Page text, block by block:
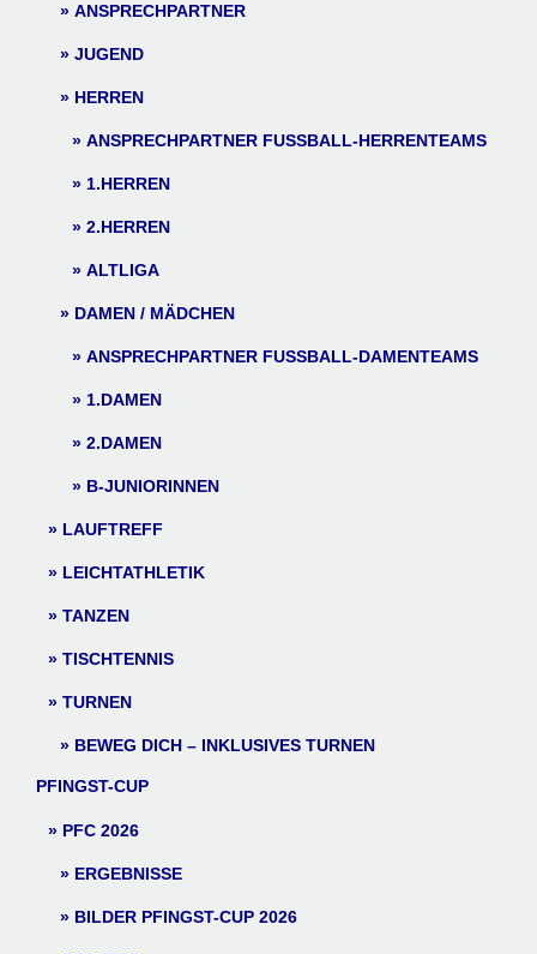
ANSPRECHPARTNER
JUGEND
HERREN
ANSPRECHPARTNER FUSSBALL-HERRENTEAMS
1.HERREN
2.HERREN
ALTLIGA
DAMEN / MÄDCHEN
ANSPRECHPARTNER FUSSBALL-DAMENTEAMS
1.DAMEN
2.DAMEN
B-JUNIORINNEN
LAUFTREFF
LEICHTATHLETIK
TANZEN
TISCHTENNIS
TURNEN
BEWEG DICH – INKLUSIVES TURNEN
PFINGST-CUP
PFC 2026
ERGEBNISSE
BILDER PFINGST-CUP 2026